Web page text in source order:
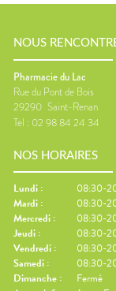
NOUS
Pharmacie du Lac
Rue du Pont de Bois
29290 Saint-Renan
Tel : 02 98 84 24 34
NOS HORAIRES
Lundi :
08:30-
Mardi :
08:30-
Mercredi :
08:30-
Jeudi :
08:30-
Vendredi :
08:30-
Samedi :
08:30-
Dimanche :
Fermé